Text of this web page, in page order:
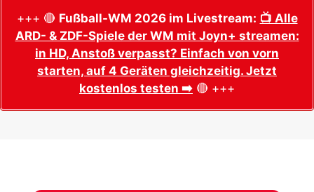
+++ 🔴 Fußball-WM 2026 im Livestream: 📺 Alle
ARD- & ZDF-Spiele der WM mit Joyn+ streamen:
in HD, Anstoß verpasst? Einfach von vorn
starten, auf 4 Geräten gleichzeitig. Jetzt
kostenlos testen ➡️ 🔴 +++